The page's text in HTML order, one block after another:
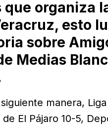
que organiza
esto
sobre
Medias
manera,
de El Pájaro 10-5,